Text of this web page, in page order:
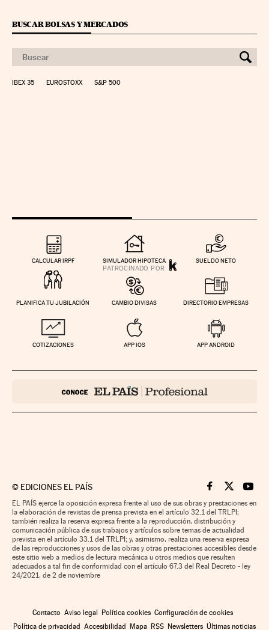
BUSCAR BOLSAS Y MERCADOS
IBEX 35 EUROSTOXX S&P 500
CALCULAR IRPF SIMULADOR HIPOTECA SUELDO NETO
PLANIFICA TU JUBILACIÓN CAMBIO DIVISAS DIRECTORIO EMPRESAS
COTIZACIONES APP IOS APP ANDROID
© EDICIONES EL PAÍS Cinco Días en
Cinco Días
Cinco
EL PAÍS ejerce la oposición expresa frente al uso de sus obras y prestaciones en
la elaboración de revistas de prensa prevista en el artículo 32.1 del TRLPI;
también realiza la reserva expresa frente a la reproducción, distribución y
comunicación pública de sus trabajos y artículos sobre temas de actualidad
prevista en el artículo 33.1 del TRLPI; y, asimismo, realiza una reserva expresa
de las reproducciones y usos de las obras y otras prestaciones accesibles desde
este sitio web a medios de lectura mecánica u otros medios que resulten
adecuados a tal fin de conformidad con el artículo 67.3 del Real Decreto - ley
24/2021, de 2 de noviembre
Contacto Aviso legal Política cookies Configuración de cookies
Política de privacidad Accesibilidad Mapa RSS Newsletters Últimas noticias